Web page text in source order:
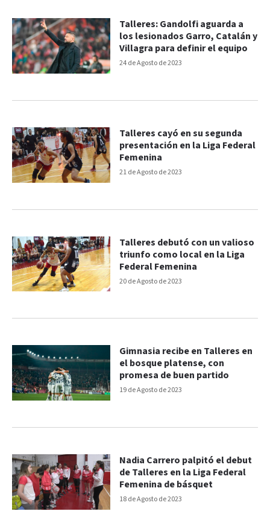
24 de Agosto de 2023
Talleres: Gandolfi aguarda a
los lesionados Garro, Catalán y
Villagra para definir el equipo
21 de Agosto de 2023
Talleres cayó en su segunda
presentación en la Liga Federal
Femenina
20 de Agosto de 2023
Talleres debutó con un valioso
triunfo como local en la Liga
Federal Femenina
19 de Agosto de 2023
Gimnasia recibe en Talleres en
el bosque platense, con
promesa de buen partido
18 de Agosto de 2023
Nadia Carrero palpitó el debut
de Talleres en la Liga Federal
Femenina de básquet